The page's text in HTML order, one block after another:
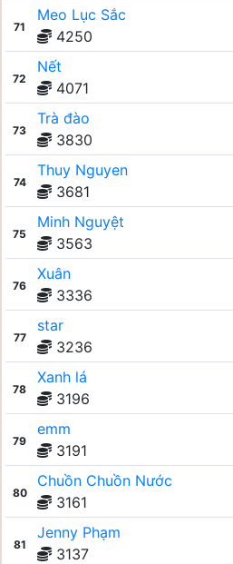
71
Meo Lục Sắc
4250
72
Nết
4071
73
Trà đào
3830
74
Thuy Nguyen
3681
75
Minh Nguyệt
3563
76
Xuân
3336
77
star
3236
78
Xanh lá
3196
79
emm
3191
80
Chuồn Chuồn Nước
3161
81
Jenny Phạm
3137